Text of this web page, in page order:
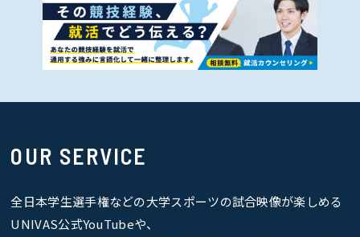
OUR SERVICE
全日本学生選手権などの大学スポーツの試合映像が楽しめる
UNIVAS公式YouTubeや、